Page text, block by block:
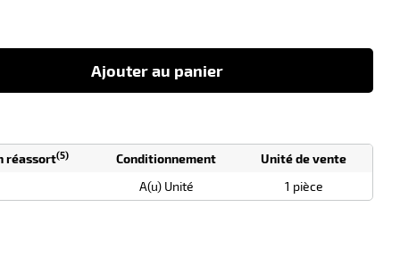
Ajouter au panier
réassort(5) Conditionnement
Unité de vente
A(u) Unité 1 pièce